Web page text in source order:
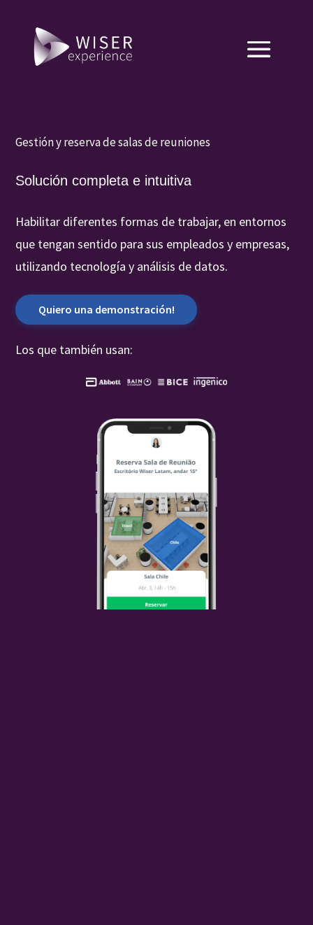
Gestión y reserva de salas de reuniones
Solución completa e intuitiva
Habilitar diferentes formas de trabajar, en entornos
que tengan sentido para sus empleados y empresas,
utilizando tecnología y análisis de datos.
Quiero una demonstración!
Los que también usan: